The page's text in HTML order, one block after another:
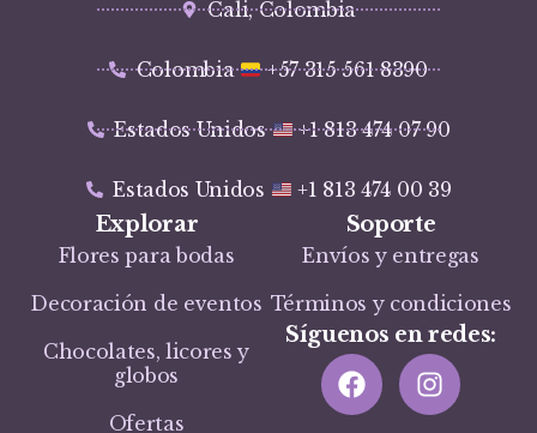
Cali, Colombia
Colombia +57 315 561 8390
Estados Unidos +1 813 474 07 90
Estados Unidos +1 813 474 00 39
Explorar
Flores para bodas
Decoración de eventos
Chocolates, licores y
globos
Ofertas
Soporte
Envíos y entregas
Términos y condiciones
Síguenos en redes: